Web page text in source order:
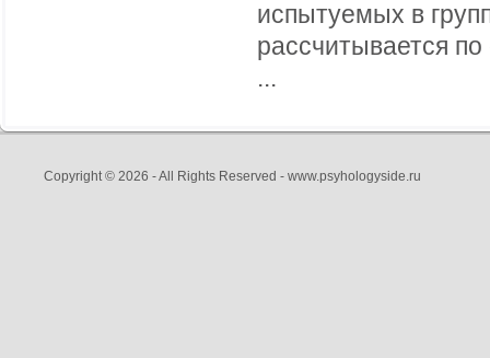
испытуемых в
рассчитывается
...
Copyright © 2026 - All Rights Reserved - www.psyhologyside.ru